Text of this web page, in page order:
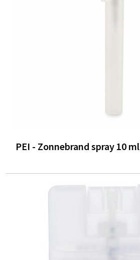
PEI - Zonnebrand spray 10 ml